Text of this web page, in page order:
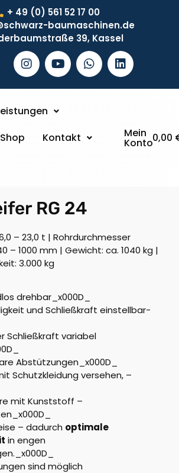
+ 49 (0) 561 52 17 00
baumaschinen.de
39, Kassel
Shop
Kontakt
Mein
Konto0,00
RG 24
– 23,0 t | Rohrdurchmesser
– 1000 mm | Gewicht: ca. 1040 kg |
3.000 kg
drehbar_x000D_
und Schließkraft einstellbar-
Schließkraft variabel
Abstützungen_x000D_
Schutzkleidung versehen, –
mit Kunststoff –
– dadurch optimale
in engen
sind möglich